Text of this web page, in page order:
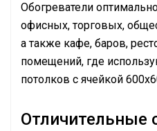
Обогреватели
офисных, торговых,
а также кафе, баров,
помещений, где
потолков с ячейкой
Отличительные